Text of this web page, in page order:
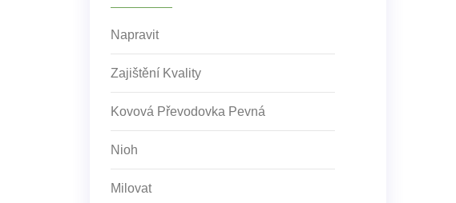
Napravit
Zajištění Kvality
Kovová Převodovka Pevná
Nioh
Milovat